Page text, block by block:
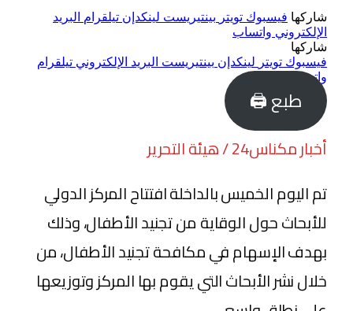
شاركها فيسبوك تويتر بينتيريست لينكدإن تيلقرام البريد
الإلكتروني واتساب
شاركها
فيسبوك تويتر لينكدإن بينتيريست البريد الإلكتروني تيلقرام
واتساب
طبع 🖨
أخبار مكناس24 / هيئة التحرير
تم اليوم الخميس بالداخلة افتتاح المركز الدولي
للأبحاث حول الوقاية من تجنيد الأطفال، وذلك
بهدف الإسهام في مكافحة تجنيد الأطفال، من
خلال نشر الأبحاث التي يقوم بها المركز وتوزيعها